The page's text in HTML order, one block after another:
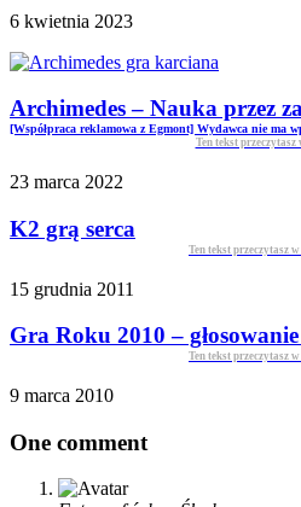
6 kwietnia 2023
Archimedes – Nauka przez
[Współpraca reklamowa z Egmont] Wydawca nie ma
Ten tekst przeczytasz
23 marca 2022
K2 grą serca
Ten tekst przeczytasz w
15 grudnia 2011
Gra Roku 2010 –
Ten tekst przeczytasz w
9 marca 2010
One comment